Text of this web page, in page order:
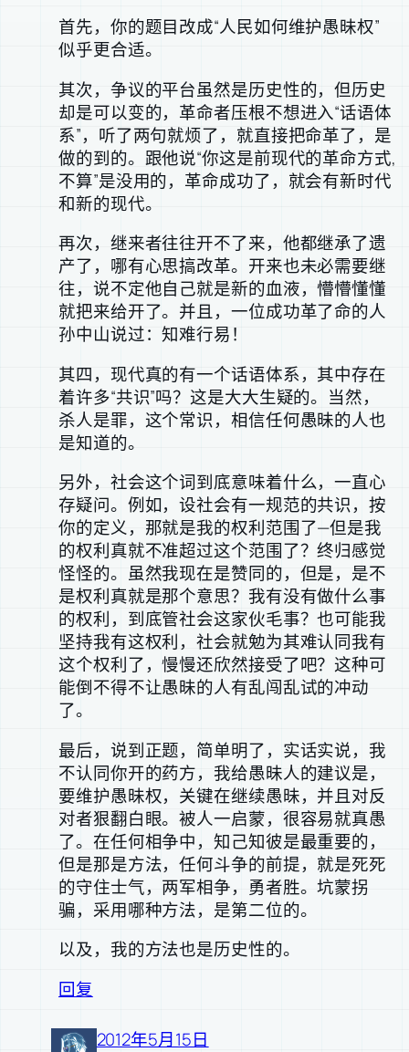
首先，你的题目改成“人民如何维护愚昧权”
似乎更合适。
其次，争议的平台虽然是历史性的，但历史
却是可以变的，革命者压根不想进入“话语体
系”，听了两句就烦了，就直接把命革了，是
做的到的。跟他说“你这是前现代的革命方式,
不算”是没用的，革命成功了，就会有新时代
和新的现代。
再次，继来者往往开不了来，他都继承了遗
产了，哪有心思搞改革。开来也未必需要继
往，说不定他自己就是新的血液，懵懵懂懂
就把来给开了。并且，一位成功革了命的人
孙中山说过：知难行易！
其四，现代真的有一个话语体系，其中存在
着许多“共识”吗？这是大大生疑的。当然，
杀人是罪，这个常识，相信任何愚昧的人也
是知道的。
另外，社会这个词到底意味着什么，一直心
存疑问。例如，设社会有一规范的共识，按
你的定义，那就是我的权利范围了—但是我
的权利真就不准超过这个范围了？终归感觉
怪怪的。虽然我现在是赞同的，但是，是不
是权利真就是那个意思？我有没有做什么事
的权利，到底管社会这家伙毛事？也可能我
坚持我有这权利，社会就勉为其难认同我有
这个权利了，慢慢还欣然接受了吧？这种可
能倒不得不让愚昧的人有乱闯乱试的冲动
了。
最后，说到正题，简单明了，实话实说，我
不认同你开的药方，我给愚昧人的建议是，
要维护愚昧权，关键在继续愚昧，并且对反
对者狠翻白眼。被人一启蒙，很容易就真愚
了。在任何相争中，知己知彼是最重要的，
但是那是方法，任何斗争的前提，就是死死
的守住士气，两军相争，勇者胜。坑蒙拐
骗，采用哪种方法，是第二位的。
以及，我的方法也是历史性的。
回复
2012年5月15日